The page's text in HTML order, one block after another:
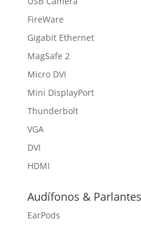
FireWare
Gigabit Ethernet
MagSafe 2
Micro DVI
Mini DisplayPort
Thunderbolt
VGA
DVI
HDMI
Audífonos & Parlantes
EarPods